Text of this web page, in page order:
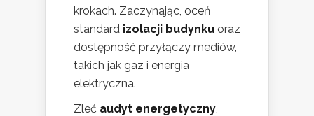
krokach. Zaczynając, oceń
standard izolacji budynku oraz
dostępność przyłączy mediów,
takich jak gaz i energia
elektryczna.
Zleć audyt energetyczny,